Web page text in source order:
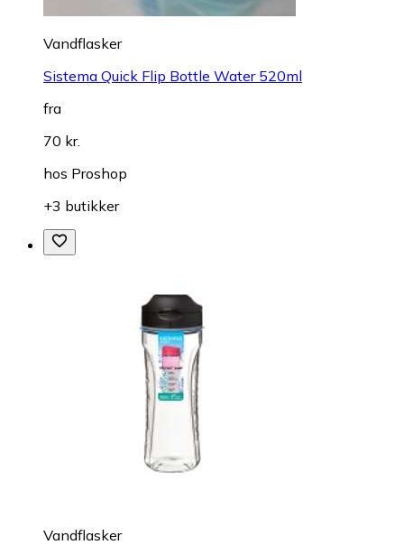
Vandflasker
Sistema Quick Flip Bottle Water 520ml
fra
70 kr.
hos Proshop
+3 butikker
Vandflasker